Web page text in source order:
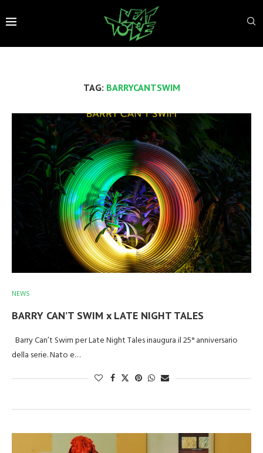
TAG: BARRYCANTSWIM
NEWS
BARRY CAN’T SWIM x LATE NIGHT TALES
Barry Can’t Swim per Late Night Tales inaugura il 25° anniversario
della serie. Nato e…